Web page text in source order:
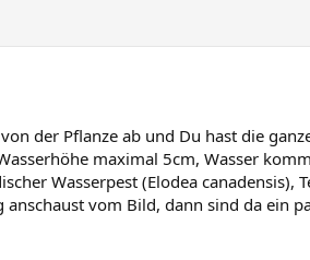
der Pflanze ab und Du hast die
maximal 5cm, Wasser
Wasserpest (Elodea
vom Bild, dann sind da ein